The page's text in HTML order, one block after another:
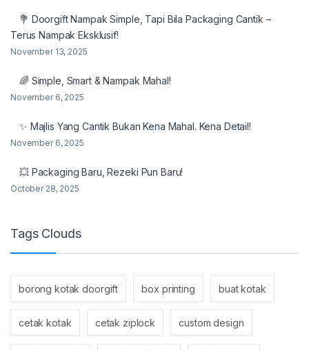
💐 Doorgift Nampak Simple, Tapi Bila Packaging Cantik –
Terus Nampak Eksklusif!
November 13, 2025
🌈 Simple, Smart & Nampak Mahal!
November 6, 2025
✨ Majlis Yang Cantik Bukan Kena Mahal. Kena Detail!
November 6, 2025
💥 Packaging Baru, Rezeki Pun Baru!
October 28, 2025
Tags Clouds
borong kotak doorgift box printing buat kotak
cetak kotak cetak ziplock custom design